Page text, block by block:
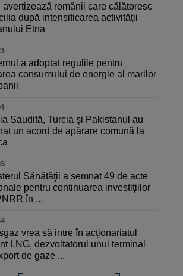
avertizează românii care călătoresc
după intensificarea activității
Etna
a adoptat regulile pentru
consumului de energie al marilor
Saudită, Turcia şi Pakistanul au
un acord de apărare comună la
Sănătăţii a semnat 49 de acte
pentru continuarea investiţiilor
în ...
vrea să intre în acţionariatul
LNG, dezvoltatorul unui terminal
de gaze ...